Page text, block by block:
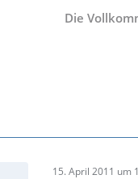
Die
15. April 2011 um